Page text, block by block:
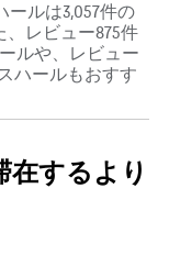
ールは3,057件の
レビュー875件
ルや、レビュー
ハールもおすす
在するより